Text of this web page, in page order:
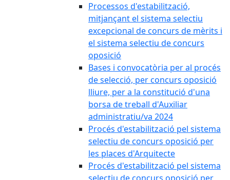
Processos d'estabilització,
mitjançant el sistema selectiu
excepcional de concurs de mèrits i
el sistema selectiu de concurs
oposició
Bases i convocatòria per al procés
de selecció, per concurs oposició
lliure, per a la constitució d'una
borsa de treball d'Auxiliar
administratiu/va 2024
Procés d'estabilització pel sistema
selectiu de concurs oposició per
les places d'Arquitecte
Procés d'estabilització pel sistema